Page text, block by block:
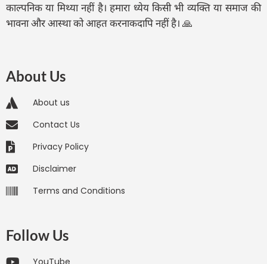
काल्पनिक या मिथ्या नहीं है। हमारा ध्येय किसी भी व्यक्ति या समाज की
भावना और आस्था को आहत करनाकदापि नहीं है। 🙏
About Us
About us
Contact Us
Privacy Policy
Disclaimer
Terms and Conditions
Follow Us